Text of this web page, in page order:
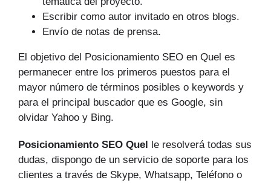
Escribir como autor invitado en otros blogs.
Envío de notas de prensa.
El objetivo del Posicionamiento SEO en Quel es
permanecer entre los primeros puestos para el
mayor número de tér­minos posibles o keywords y
para el principal buscador que es Google, sin
olvidar Yahoo y Bing.
Posicionamiento SEO Quel
le resolverá todas sus
dudas, dispongo de un servicio de soporte para los
clientes a través de Skype, Whatsapp, Teléfono o